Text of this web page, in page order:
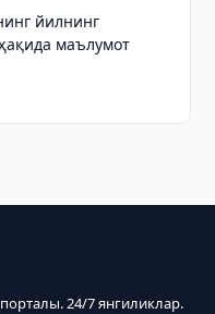
йилнинг
маълумот
24/7 янгиликлар.